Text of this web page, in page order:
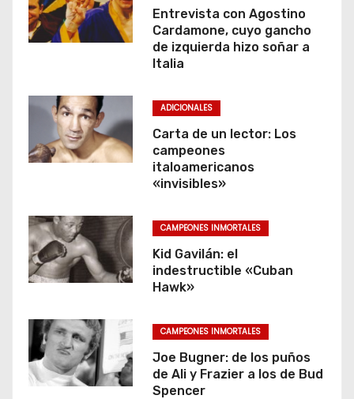
Entrevista con Agostino
Cardamone, cuyo gancho
de izquierda hizo soñar a
Italia
ADICIONALES
Carta de un lector: Los
campeones
italoamericanos
«invisibles»
CAMPEONES INMORTALES
Kid Gavilán: el
indestructible «Cuban
Hawk»
CAMPEONES INMORTALES
Joe Bugner: de los puños
de Ali y Frazier a los de Bud
Spencer